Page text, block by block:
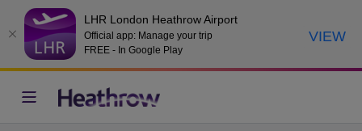
LHR London Heathrow Airport
Official app: Manage your trip
FREE - In Google Play
VIEW